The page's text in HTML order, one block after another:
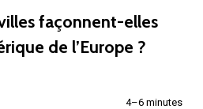
façonnent-elles
de l’Europe ?
4–6 minutes